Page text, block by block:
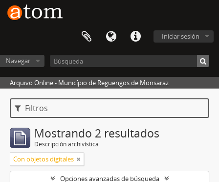
Iniciar sesión
Navegar
Arquivo Online - Município de Reguengos de Monsaraz
Filtros
Mostrando 2 resultados
Descripción archivística
Con objetos digitales
Opciones avanzadas de búsqueda